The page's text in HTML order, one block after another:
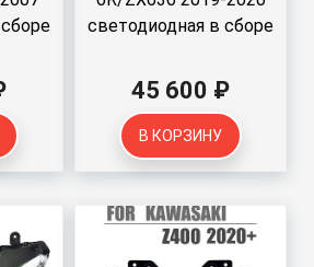
светодиодная в сборе
45 600 ₽
В КОРЗИНУ